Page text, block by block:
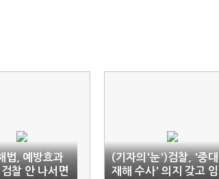
법, 예방효과
찰 안 나서면
(기자의'눈')검찰, '중대
재해 수사' 의지 갖고 임